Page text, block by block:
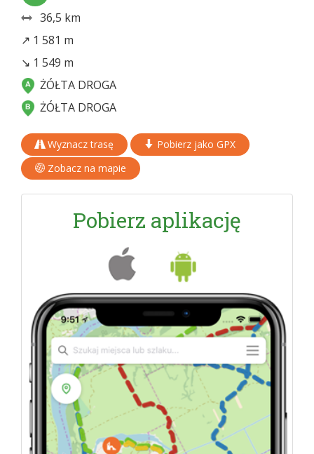
36,5 km
↗ 1 581 m
↘ 1 549 m
ŻÓŁTA DROGA
ŻÓŁTA DROGA
Wyznacz trasę
Pobierz jako GPX
Zobacz na mapie
Pobierz aplikację